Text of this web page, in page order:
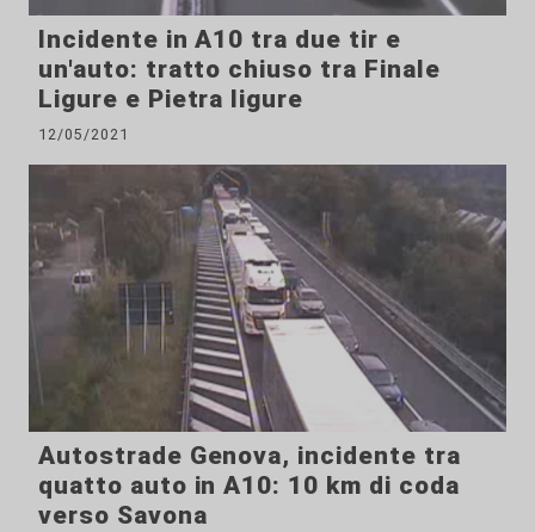
Incidente in A10 tra due tir e
un'auto: tratto chiuso tra Finale
Ligure e Pietra ligure
12/05/2021
Autostrade Genova, incidente tra
quatto auto in A10: 10 km di coda
verso Savona